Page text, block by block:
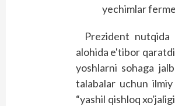
yechimlar
Prezident nutqida
alohida e'tibor
yoshlarni sohaga
talabalar uchun
“yashil qishloq